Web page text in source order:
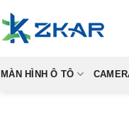
to
content
MÀN HÌNH Ô TÔ